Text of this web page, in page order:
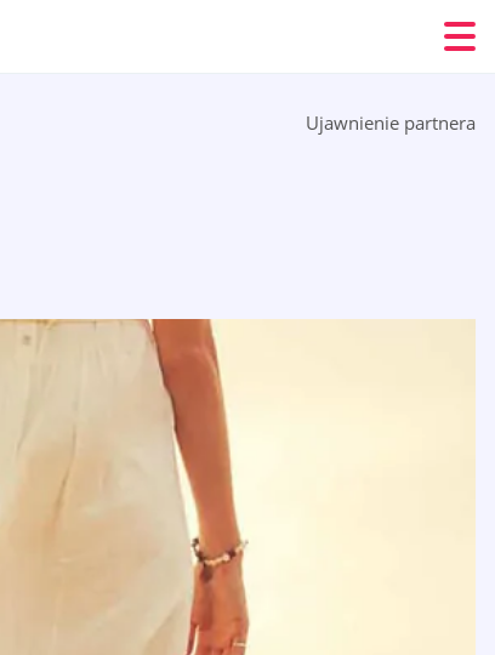
Ujawnienie partnera